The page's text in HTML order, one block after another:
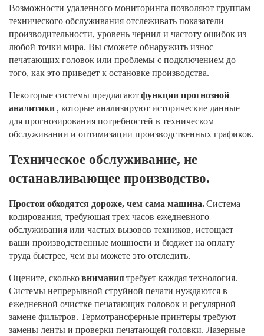
Возможности удаленного мониторинга позволяют группам
технического обслуживания отслеживать показатели
производительности, уровень чернил и частоту ошибок из
любой точки мира. Вы сможете обнаружить износ
печатающих головок или проблемы с подключением до
того, как это приведет к остановке производства.
Некоторые системы предлагаютфункции прогнозной
аналитики , которые анализируют исторические данные
для прогнозирования потребностей в техническом
обслуживании и оптимизации производственных графиков.
Техническое обслуживание, не
останавливающее производство.
Простои обходятся дороже, чем сама машина.Система
кодирования, требующая трех часов ежедневного
обслуживания или частых вызовов техников, истощает
ваши производственные мощности и бюджет на оплату
труда быстрее, чем вы можете это отследить.
Оцените, скольковниманиятребует каждая технология.
Системы непрерывной струйной печати нуждаются в
ежедневной очистке печатающих головок и регулярной
замене фильтров. Термотрансферные принтеры требуют
замены ленты и проверки печатающей головки. Лазерные